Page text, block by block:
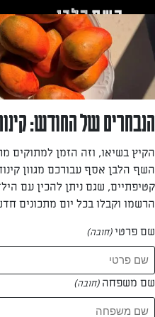
לאזור
תוכן
תחתון
חזרה לעמוד הבית
סיגלית
—
המתכונים של
0 מתכונים
הנבחרים של החודש:
הקיץ בשיאו, וזה הזמן למתוקים
השף הלבן אסף עבורכם מגוון
קטיפתיים, שגם ניתן להכין עם
הרשמו וקבלו בכל יום מתכונים
שם פרטי(חובה)
שם משפחה (חובה)